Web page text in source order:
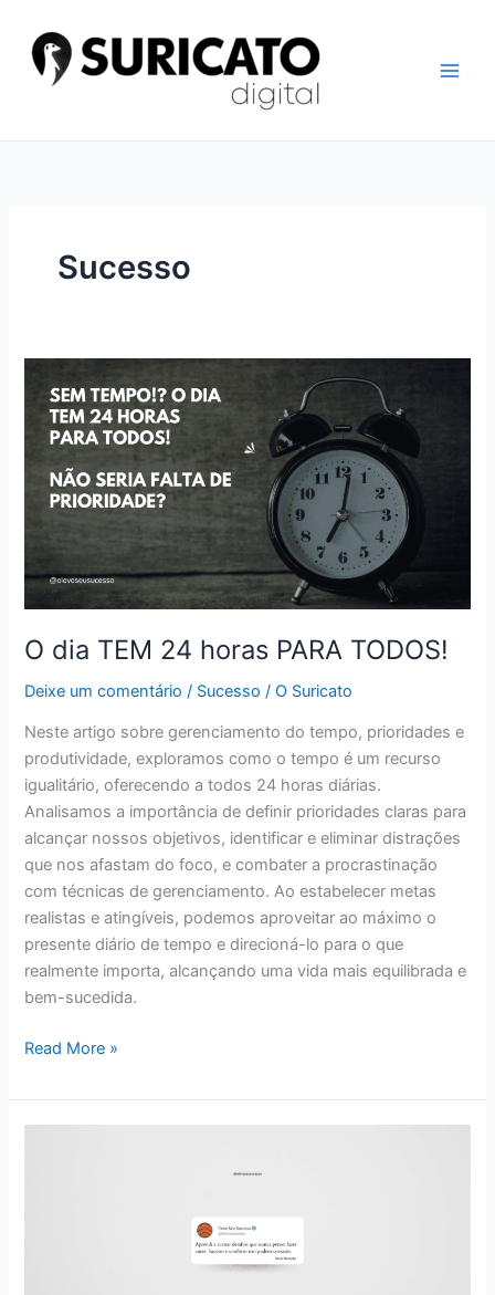
conteúdo
Sucesso
O dia TEM 24 horas PARA TODOS!
Deixe um comentário / Sucesso /O Suricato
Neste artigo sobre gerenciamento do tempo, prioridades e
produtividade, exploramos como o tempo é um recurso
igualitário, oferecendo a todos 24 horas diárias.
Analisamos a importância de definir prioridades claras para
alcançar nossos objetivos, identificar e eliminar distrações
que nos afastam do foco, e combater a procrastinação
com técnicas de gerenciamento. Ao estabelecer metas
realistas e atingíveis, podemos aproveitar ao máximo o
presente diário de tempo e direcioná-lo para o que
realmente importa, alcançando uma vida mais equilibrada e
bem-sucedida.
O
TEM
24
Read More »